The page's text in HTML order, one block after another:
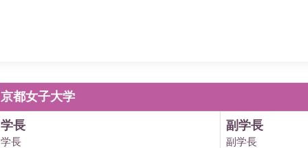
京都女子大学
学長
学長
副学長
副学長